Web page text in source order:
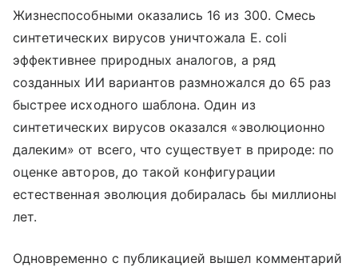
Жизнеспособными оказались 16 из 300. Смесь
синтетических вирусов уничтожала E. coli
эффективнее природных аналогов, а ряд
созданных ИИ вариантов размножался до 65 раз
быстрее исходного шаблона. Один из
синтетических вирусов оказался «эволюционно
далеким» от всего, что существует в природе: по
оценке авторов, до такой конфигурации
естественная эволюция добиралась бы миллионы
лет.
Одновременно с публикацией вышел комментарий